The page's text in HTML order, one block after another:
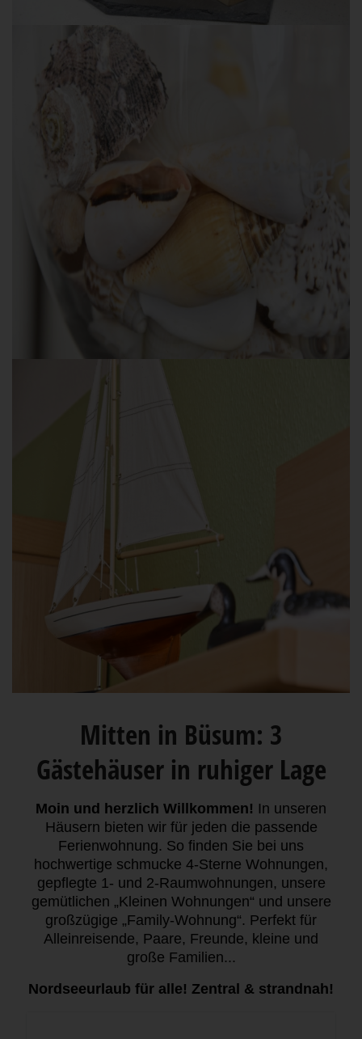
Mitten in Büsum: 3
Gästehäuser in ruhiger Lage
Moin und herzlich Willkommen! In unseren
Häusern bieten wir für jeden die passende
Ferienwohnung. So finden Sie bei uns
hochwertige schmucke 4-Sterne Wohnungen,
gepflegte 1- und 2-Raumwohnungen, unsere
gemütlichen „Kleinen Wohnungen“ und unsere
großzügige „Family-Wohnung“. Perfekt für
Alleinreisende, Paare, Freunde, kleine und
große Familien...
Nordseeurlaub für alle! Zentral & strandnah!